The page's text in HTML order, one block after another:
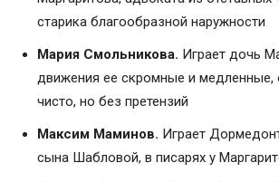
старика благообразной наружности
Мария Смольникова. Играет дочь
движения ее скромные и медленные,
чисто, но без претензий
Максим Маминов. Играет
сына Шабловой, в писарях у